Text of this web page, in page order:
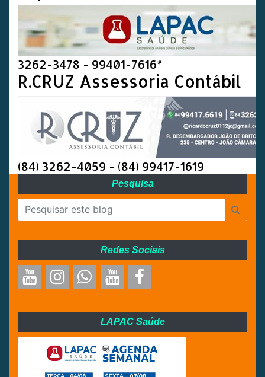
3262-3478 - 99401-7616*
R.CRUZ Assessoria Contábil
(84) 3262-4059 - (84) 99417-1619
Pesquisa
Redes Sociais
LAPAC Saúde